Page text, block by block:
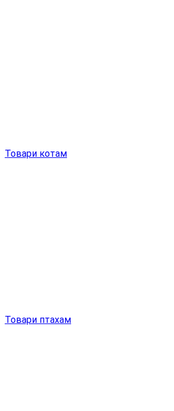
Товари котам
Товари птахам